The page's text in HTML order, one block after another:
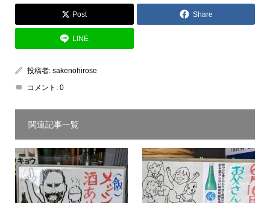
Post Share
LINE
投稿者: sakenohirose
コメント: 0
関連記事一覧